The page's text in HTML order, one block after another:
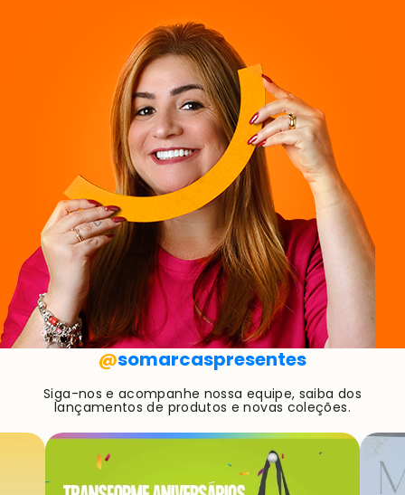
@somarcaspresentes
Siga-nos e acompanhe nossa equipe, saiba dos
lançamentos de produtos e novas coleções.